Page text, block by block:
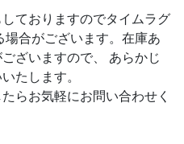
ておりますのでタイムラグ
合がございます。在庫あ
ざいますので、 あらかじ
たします。
らお気軽にお問い合わせく